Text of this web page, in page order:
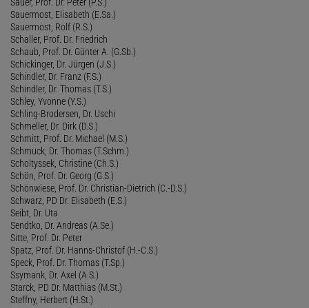
Sauermost, Elisabeth (E.Sa.)
Sauermost, Rolf (R.S.)
Schaller, Prof. Dr. Friedrich
Schaub, Prof. Dr. Günter A. (G.Sb.)
Schickinger, Dr. Jürgen (J.S.)
Schindler, Dr. Franz (F.S.)
Schindler, Dr. Thomas (T.S.)
Schley, Yvonne (Y.S.)
Schling-Brodersen, Dr. Uschi
Schmeller, Dr. Dirk (D.S.)
Schmitt, Prof. Dr. Michael (M.S.)
Schmuck, Dr. Thomas (T.Schm.)
Scholtyssek, Christine (Ch.S.)
Schön, Prof. Dr. Georg (G.S.)
Schönwiese, Prof. Dr. Christian-Dietrich (C.-D.S.)
Schwarz, PD Dr. Elisabeth (E.S.)
Seibt, Dr. Uta
Sendtko, Dr. Andreas (A.Se.)
Sitte, Prof. Dr. Peter
Spatz, Prof. Dr. Hanns-Christof (H.-C.S.)
Speck, Prof. Dr. Thomas (T.Sp.)
Ssymank, Dr. Axel (A.S.)
Starck, PD Dr. Matthias (M.St.)
Steffny, Herbert (H.St.)